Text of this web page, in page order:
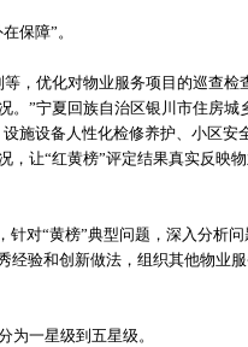
保障”。
，优化对物业服务项目的巡查检
。”宁夏回族自治区银川市住房城
施设备人性化检修养护、小区安
，让“红黄榜”评定结果真实反映
对“黄榜”典型问题，深入分析
经验和创新做法，组织其他物业
为一星级到五星级。